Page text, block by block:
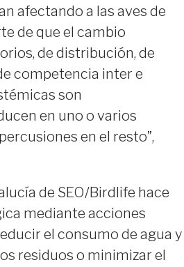
afectando a las aves de
de que el cambio
de distribución, de
competencia inter e
son
en uno o varios
en el resto”,
de SEO/Birdlife hace
mediante acciones
el consumo de agua y
residuos o minimizar el